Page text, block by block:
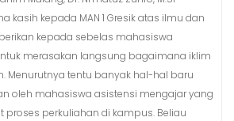
kasih kepada MAN 1 Gresik atas ilmu dan
kepada sebelas mahasiswa
merasakan langsung bagaimana iklim
Menurutnya tentu banyak hal-hal baru
oleh mahasiswa asistensi mengajar yang
proses perkuliahan di kampus. Beliau